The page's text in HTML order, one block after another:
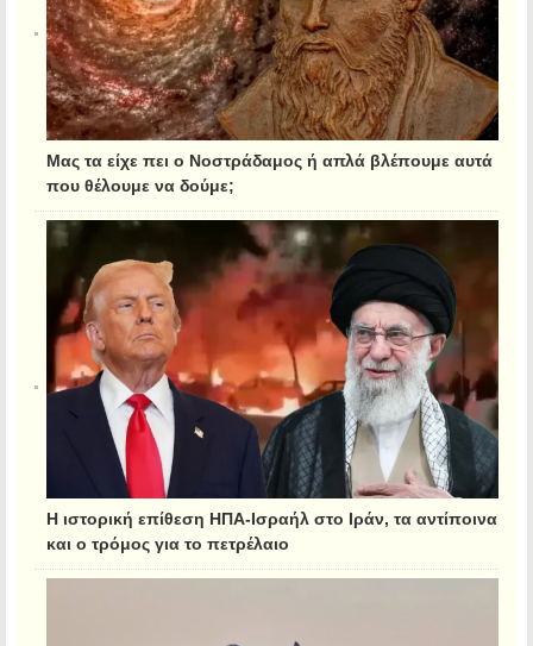
Μας τα είχε πει ο Νοστράδαμος ή απλά βλέπουμε αυτά
που θέλουμε να δούμε;
Η ιστορική επίθεση ΗΠΑ-Ισραήλ στο Ιράν, τα αντίποινα
και ο τρόμος για το πετρέλαιο